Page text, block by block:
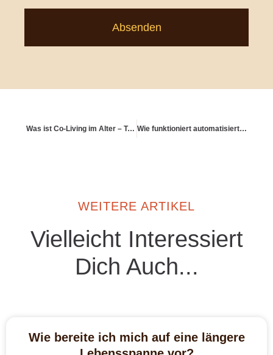
Absenden
Was ist Co-Living im Alter – Trend oder Lösung? Wie funktioniert automatisiertes Sparen mit steigender Sparquote?
WEITERE ARTIKEL
Vielleicht Interessiert
Dich Auch...
Wie bereite ich mich auf eine längere